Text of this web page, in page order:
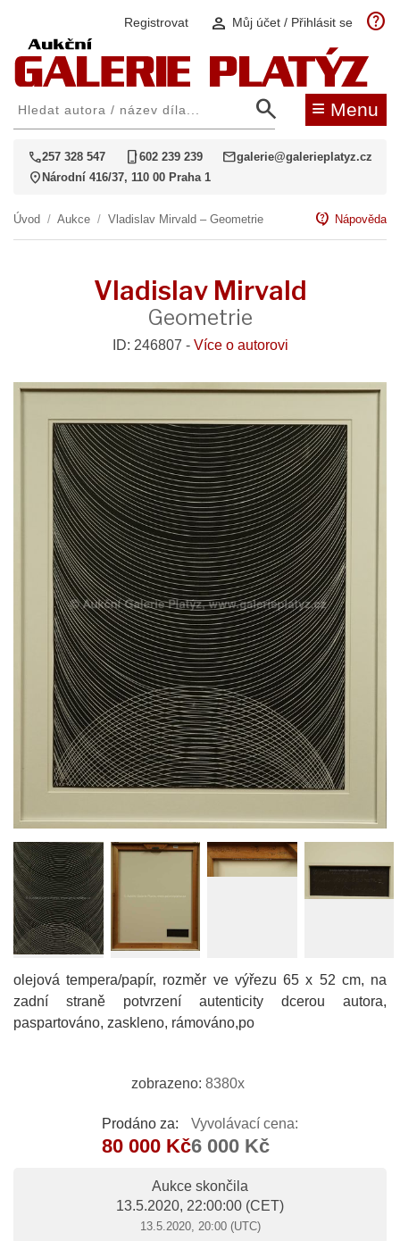
Registrovat person Můj účet / Přihlásit se help
search ≡ Menu
call257 328 547 phone_iphone602 239 239 mailgalerie@galerieplatyz.cz
location_on Národní 416/37, 110 00 Praha 1
Úvod / Aukce / Vladislav Mirvald – Geometrie contact_support Nápověda
Vladislav Mirvald
Geometrie
ID: 246807 - Více o autorovi
olejová tempera/papír, rozměr ve výřezu 65 x 52 cm, na
zadní straně potvrzení autenticity dcerou autora,
paspartováno, zaskleno, rámováno,po
zobrazeno: 8380x
Prodáno za:
80 000 Kč
Vyvolávací cena:
6 000 Kč
Aukce skončila
13.5.2020, 22:00:00 (CET)
13.5.2020, 20:00 (UTC)